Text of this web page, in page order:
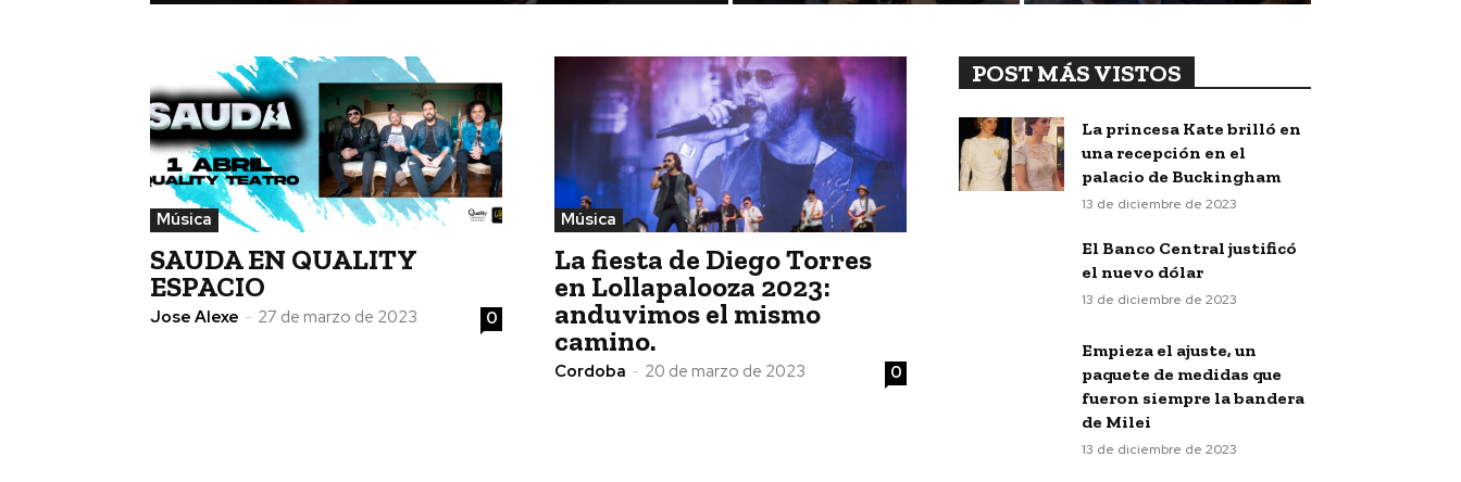
Música
SAUDA EN QUALITY
ESPACIO
Jose Alexe - 27 de marzo de 2023 0
Música
La fiesta de Diego Torres
en Lollapalooza 2023:
anduvimos el mismo
camino.
Cordoba - 20 de marzo de 2023 0
POST MÁS VISTOS
La princesa Kate brilló en
una recepción en el
palacio de Buckingham
13 de diciembre de 2023
El Banco Central justificó
el nuevo dólar
13 de diciembre de 2023
Empieza el ajuste, un
paquete de medidas que
fueron siempre la bandera
de Milei
13 de diciembre de 2023